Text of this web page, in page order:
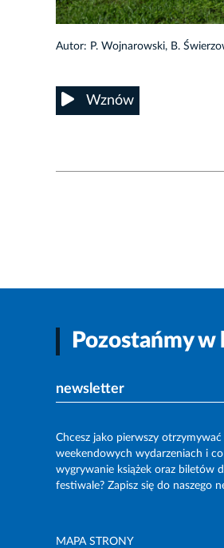
Autor: P. Wojnarowski, B.
Wznów
Pozostańmy
newsletter
Chcesz jako pierwszy
weekendowych wydarzeniach i
wygrywanie książek oraz biletów
festiwale? Zapisz się do naszego
MAPA STRONY